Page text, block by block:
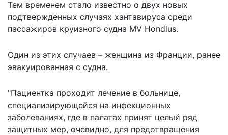
Тем временем стало известно о двух новых
подтвержденных случаях хантавируса среди
пассажиров круизного судна MV Hondius.
Один из этих случаев – женщина из Франции, ранее
эвакуированная с судна.
"Пациентка проходит лечение в больнице,
специализирующейся на инфекционных
заболеваниях, где в палатах принят целый ряд
защитных мер, очевидно, для предотвращения